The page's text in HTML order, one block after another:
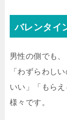
バレンタイ
男性の側でも
「わずらわし
いい」「もら
様々です。